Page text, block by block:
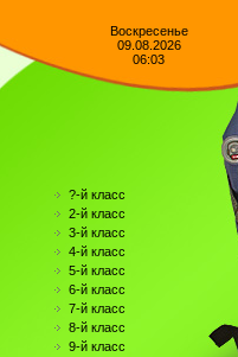
Воскресенье
09.08.2026
06:03
?-й класс
2-й класс
3-й класс
4-й класс
5-й класс
6-й класс
7-й класс
8-й класс
9-й класс